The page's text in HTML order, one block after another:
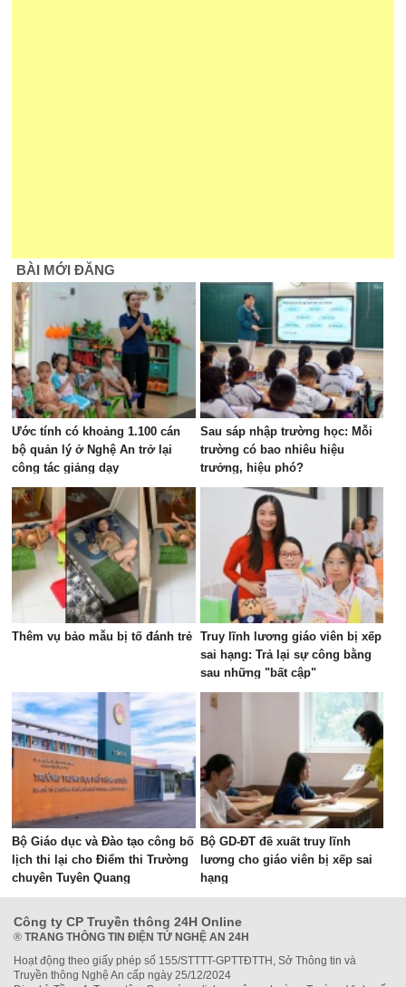
BÀI MỚI ĐĂNG
Ước tính có khoảng 1.100 cán
bộ quản lý ở Nghệ An trở lại
công tác giảng dạy
Sau sáp nhập trường học: Mỗi
trường có bao nhiêu hiệu
trưởng, hiệu phó?
Thêm vụ bảo mẫu bị tố đánh trẻ Truy lĩnh lương giáo viên bị xếp
sai hạng: Trả lại sự công bằng
sau những "bất cập"
Bộ Giáo dục và Đào tạo công bố
lịch thi lại cho Điểm thi Trường
chuyên Tuyên Quang
Bộ GD-ĐT đề xuất truy lĩnh
lương cho giáo viên bị xếp sai
hạng
Công ty CP Truyền thông 24H Online
® TRANG THÔNG TIN ĐIỆN TỬ NGHỆ AN 24H
Hoạt động theo giấy phép số 155/STTTT-GPTTĐTTH, Sở Thông tin và
Truyền thông Nghệ An cấp ngày 25/12/2024